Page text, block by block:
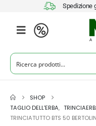
Spedizione
SHOP
TAGLIO DELL'ERBA,
TRINCIATUTTO BTS 50